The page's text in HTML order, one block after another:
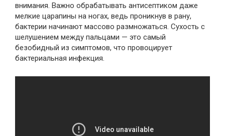
внимания. Важно обрабатывать антисептиком даже
мелкие царапины на ногах, ведь проникнув в рану,
бактерии начинают массово размножаться. Сухость с
шелушением между пальцами — это самый
безобидный из симптомов, что провоцирует
бактериальная инфекция.